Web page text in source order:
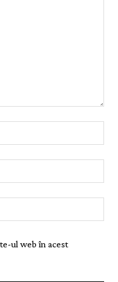
ul web în acest